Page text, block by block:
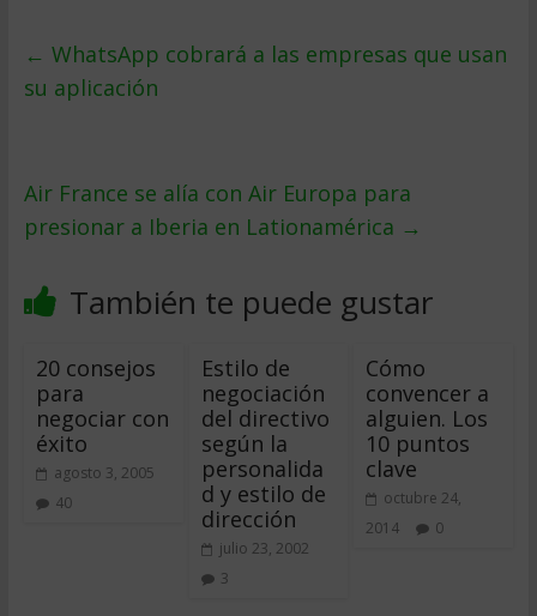
← WhatsApp cobrará a las empresas que usan
su aplicación
Air France se alía con Air Europa para
presionar a Iberia en Lationamérica →
También te puede gustar
20 consejos
para
negociar con
éxito
agosto 3, 2005
40
Estilo de
negociación
del directivo
según la
personalida
d y estilo de
dirección
julio 23, 2002
3
Cómo
convencer a
alguien. Los
10 puntos
clave
octubre 24,
2014
0